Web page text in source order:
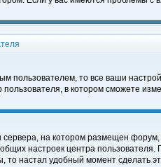
пользователем, то все ваши
в котором сможете
на котором размещен
настроек центра
то настал удобный момент сделать